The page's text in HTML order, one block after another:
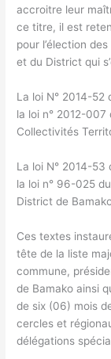
accroitre leur
ce titre, il est
pour l’élection
et du District qui
La loi N° 2014-
la loi n° 2012-
Collectivités
La loi N° 2014-
la loi n° 96-025
District de
Ces textes
tête de la liste
commune,
de Bamako ainsi
de six (06) mois
cercles et
délégations